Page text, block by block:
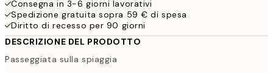
Consegna in 3-6 giorni lavorativi
Spedizione gratuita sopra 59 € di spesa
Diritto di recesso per 90 giorni
DESCRIZIONE DEL PRODOTTO
Passeggiata sulla spiaggia